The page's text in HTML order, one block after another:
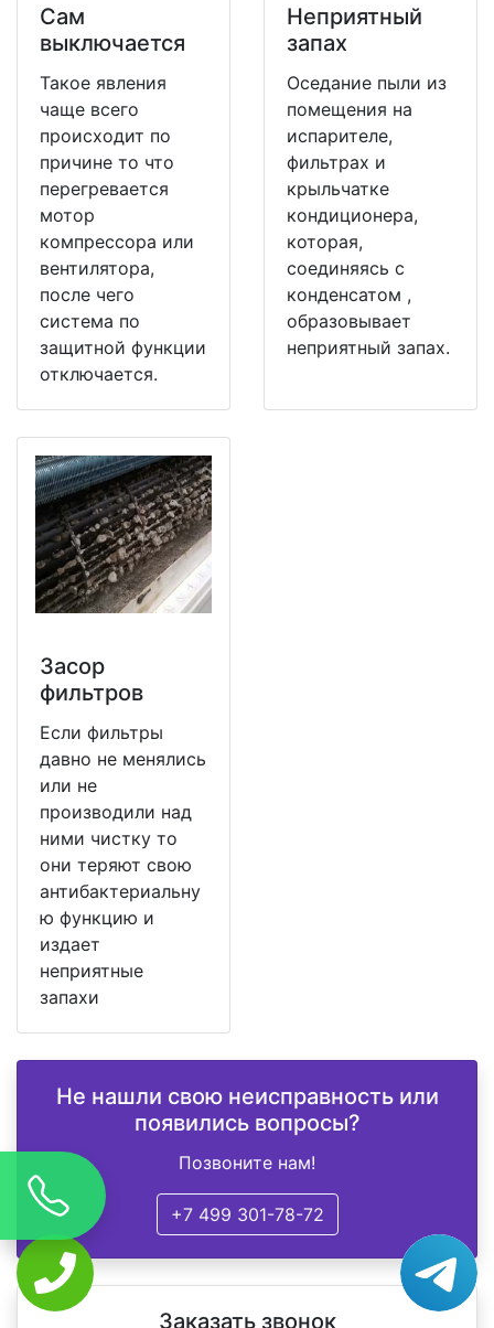
Сам
выключается
Такое явления
чаще всего
происходит по
причине то что
перегревается
мотор
компрессора или
вентилятора,
после чего
система по
защитной функции
отключается.
Неприятный
запах
Оседание пыли из
помещения на
испарителе,
фильтрах и
крыльчатке
кондиционера,
которая,
соединяясь с
конденсатом ,
образовывает
неприятный запах.
Засор
фильтров
Если фильтры
давно не менялись
или не
производили над
ними чистку то
они теряют свою
антибактериальну
ю функцию и
издает
неприятные
запахи
Не нашли свою неисправность или
появились вопросы?
Позвоните нам!
+7 499 301-78-72
Заказать звонок